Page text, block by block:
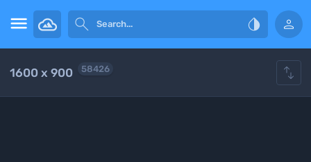
   
1600 x 900 58426 